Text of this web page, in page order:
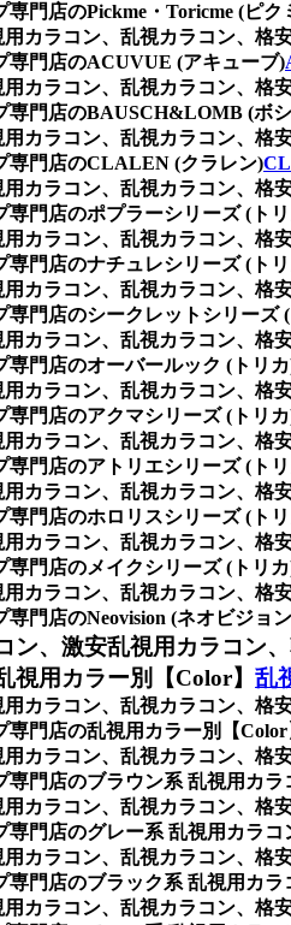
門店のPickme・Toricme (ピク
カラコン、乱視カラコン、
専門店のACUVUE (アキューブ)
カラコン、乱視カラコン、
専門店のBAUSCH&LOMB (ボ
カラコン、乱視カラコン、
専門店のCLALEN (クラレン)
カラコン、乱視カラコン、
門店のポプラーシリーズ (ト
カラコン、乱視カラコン、
門店のナチュレシリーズ (ト
カラコン、乱視カラコン、
門店のシークレットシリーズ
カラコン、乱視カラコン、
門店のオーバールック (トリ
カラコン、乱視カラコン、
門店のアクマシリーズ (トリ
カラコン、乱視カラコン、
門店のアトリエシリーズ (ト
カラコン、乱視カラコン、
門店のホロリスシリーズ (ト
カラコン、乱視カラコン、
門店のメイクシリーズ (トリ
カラコン、乱視カラコン、
門店のNeovision (ネオビジョ
、激安乱視用カラコン
視用カラー別【Color】 乱
カラコン、乱視カラコン、
門店の乱視用カラー別【Color
カラコン、乱視カラコン、
門店のブラウン系 乱視用カラ
カラコン、乱視カラコン、
門店のグレー系 乱視用カラコ
カラコン、乱視カラコン、
門店のブラック系 乱視用カラ
カラコン、乱視カラコン、